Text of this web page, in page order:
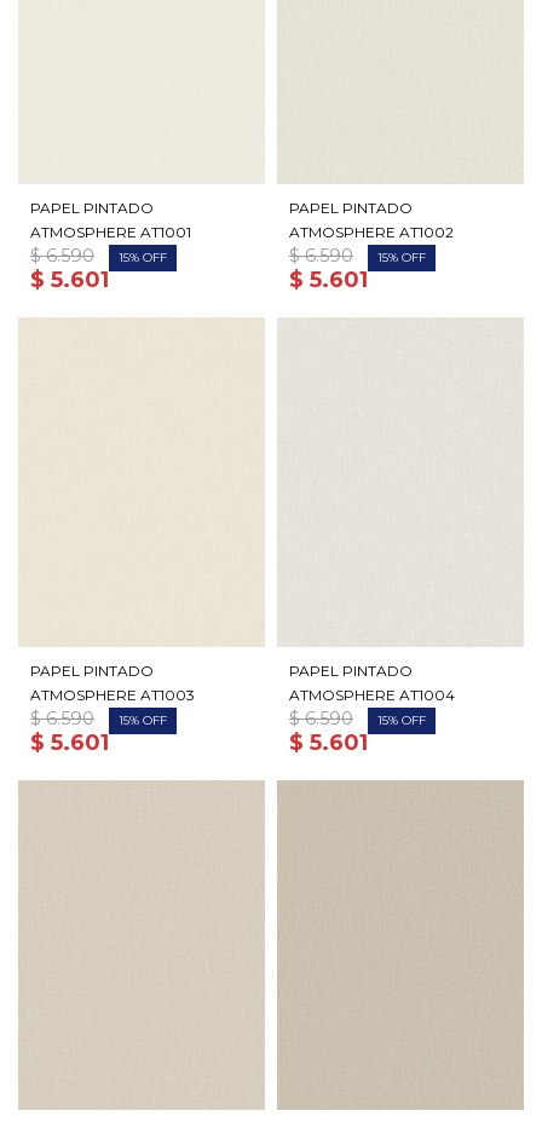
PAPEL PINTADO
ATMOSPHERE AT1001
$ 5.601
$ 6.590 15
PAPEL PINTADO
ATMOSPHERE AT1002
$ 5.601
$ 6.590 15
PAPEL PINTADO
ATMOSPHERE AT1003
$ 5.601
$ 6.590 15
PAPEL PINTADO
ATMOSPHERE AT1004
$ 5.601
$ 6.590 15